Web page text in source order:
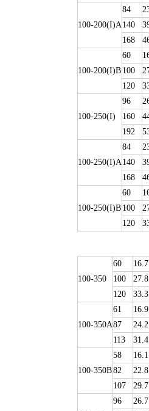
100-200(I)A
84
140
168
100-200(I)B
60
100
120
100-250(I)
96
160
192
100-250(I)A
84
140
168
100-250(I)B
60
100
120
100-350
60
16.7
100
27.8
120
33.3
100-350A
61
16.9
87
24.2
113
31.4
100-350B
58
16.1
82
22.8
107
29.7
96
26.7